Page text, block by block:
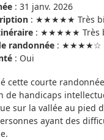
: 31 janv. 2026
: ★★★★★ Très
: ★★★★★ Très
randonnée: ★★★★☆
: Oui
cette courte
de handicaps
sur la vallée au pied
ayant des